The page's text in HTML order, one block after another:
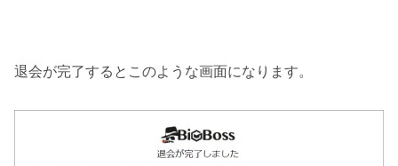
退会が完了するとこのような画面になります。